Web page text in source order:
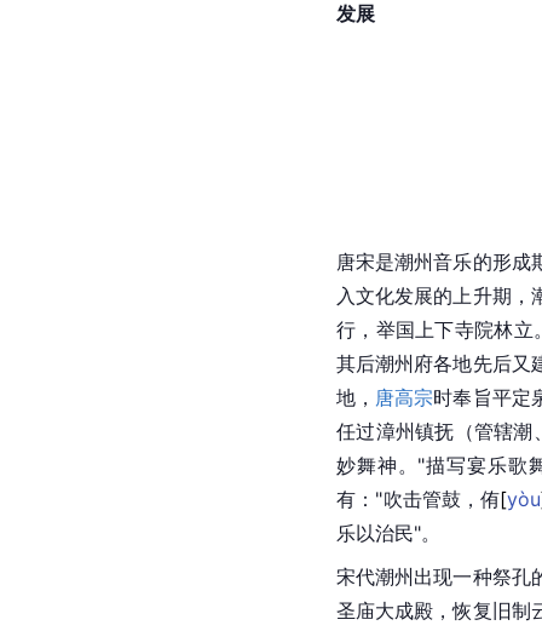
发展
唐宋是潮州音乐的形成
入文化发展的上升期，
行，举国上下寺院林立
其后潮州府各地先后又
地， 唐高宗时奉旨平定
任过漳州镇抚（管辖潮
妙舞神。"描写宴乐歌
有："吹击管鼓，侑[yòu
乐以治民"。
宋代潮州出现一种祭孔
圣庙大成殿，恢复旧制